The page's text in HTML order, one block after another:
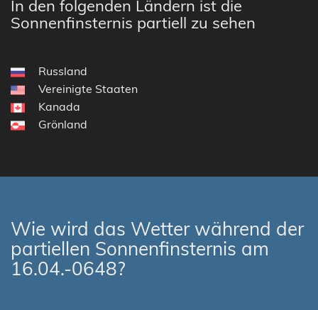
In den folgenden Ländern ist die
Sonnenfinsternis partiell zu sehen
Russland
Vereinigte Staaten
Kanada
Grönland
Wie wird das Wetter während der
partiellen Sonnenfinsternis am
16.04.-0648?